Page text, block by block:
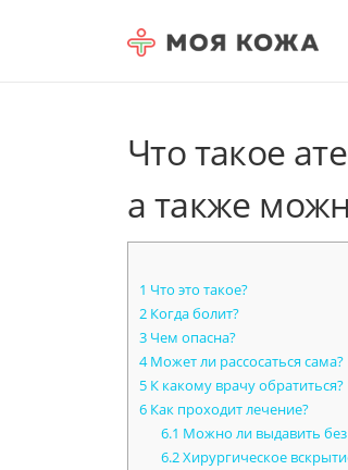
Что такое
а также
1 Что это такое?
2 Когда болит?
3 Чем опасна?
4Может ли рассосаться сама?
5 К какому врачу обратиться?
6 Как проходит лечение?
6.1 Можно ли выдавить
6.2Хирургическое